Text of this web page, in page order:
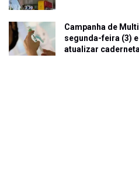
Campanha de
segunda-feira (3)
atualizar